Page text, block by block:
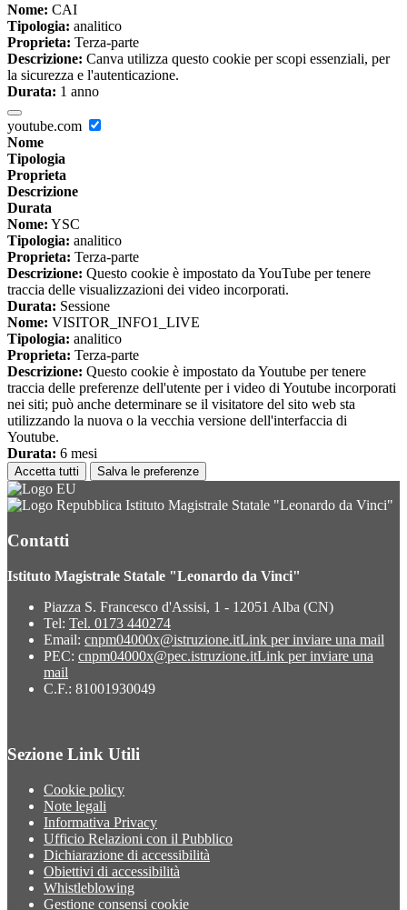
Nome: CAI
Tipologia: analitico
Proprieta: Terza-parte
Descrizione: Canva utilizza questo cookie per scopi essenziali, per
la sicurezza e l'autenticazione.
Durata: 1 anno
youtube.com
Nome
Tipologia
Proprieta
Descrizione
Durata
Nome: YSC
Tipologia: analitico
Proprieta: Terza-parte
Descrizione: Questo cookie è impostato da YouTube per tenere
traccia delle visualizzazioni dei video incorporati.
Durata: Sessione
Nome: VISITOR_INFO1_LIVE
Tipologia: analitico
Proprieta: Terza-parte
Descrizione: Questo cookie è impostato da Youtube per tenere
traccia delle preferenze dell'utente per i video di Youtube incorporati
nei siti; può anche determinare se il visitatore del sito web sta
utilizzando la nuova o la vecchia versione dell'interfaccia di
Youtube.
Durata: 6 mesi
Accetta tutti Salva le preferenze
Istituto Magistrale Statale "Leonardo da Vinci"
Contatti
Istituto Magistrale Statale "Leonardo da Vinci"
Piazza S. Francesco d'Assisi, 1 - 12051 Alba (CN)
Tel: Tel. 0173 440274
Email: cnpm04000x@istruzione.itLink per inviare una mail
PEC: cnpm04000x@pec.istruzione.itLink per inviare una
mail
C.F.: 81001930049
Sezione Link Utili
Cookie policy
Note legali
Informativa Privacy
Ufficio Relazioni con il Pubblico
Dichiarazione di accessibilità
Obiettivi di accessibilità
Whistleblowing
Gestione consensi cookie